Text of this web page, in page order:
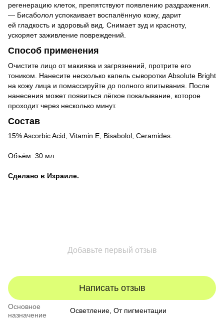
регенерацию клеток, препятствуют появлению раздражения.
— Бисаболол успокаивает воспалённую кожу, дарит
ей гладкость и здоровый вид. Снимает зуд и красноту,
ускоряет заживление повреждений.
Способ применения
Очистите лицо от макияжа и загрязнений, протрите его
тоником. Нанесите несколько капель сыворотки Absolute Bright
на кожу лица и помассируйте до полного впитывания. После
нанесения может появиться лёгкое покалывание, которое
проходит через несколько минут.
Состав
15% Ascorbic Acid, Vitamin E, Bisabolol, Ceramides.
Объём: 30 мл.
Сделано в Израиле.
Добавьте первый отзыв
Написать отзыв
Основное
назначение
Осветление, От пигментации